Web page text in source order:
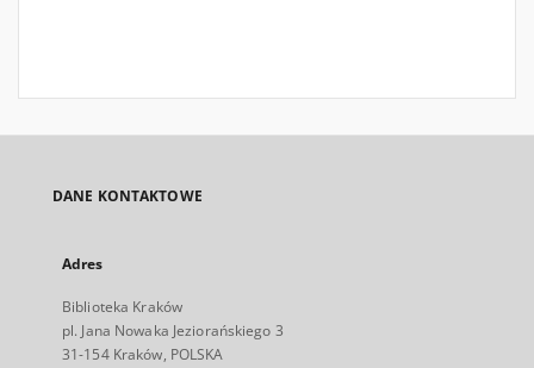
DANE KONTAKTOWE
Adres
Biblioteka Kraków
pl. Jana Nowaka Jeziorańskiego 3
31-154 Kraków, POLSKA